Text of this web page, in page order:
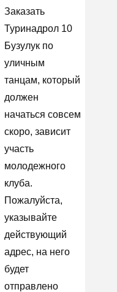
Заказать
Туринадрол 10
Бузулук по
уличным
танцам, который
должен
начаться совсем
скоро, зависит
участь
молодежного
клуба.
Пожалуйста,
указывайте
действующий
адрес, на него
будет
отправлено